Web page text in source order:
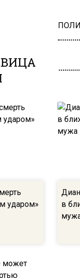
ударом»
в